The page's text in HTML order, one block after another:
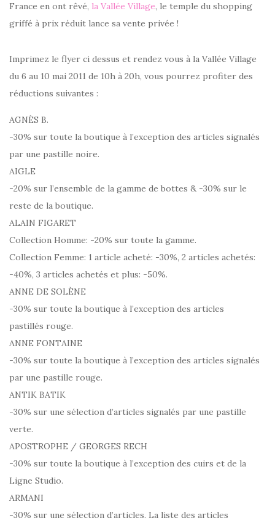
France en ont rêvé, la Vallée Village, le temple du shopping
griffé à prix réduit lance sa vente privée !
Imprimez le flyer ci dessus et rendez vous à la Vallée Village
du 6 au 10 mai 2011 de 10h à 20h, vous pourrez profiter des
réductions suivantes :
AGNÈS B.
-30% sur toute la boutique à l’exception des articles signalés
par une pastille noire.
AIGLE
-20% sur l’ensemble de la gamme de bottes & -30% sur le
reste de la boutique.
ALAIN FIGARET
Collection Homme: -20% sur toute la gamme.
Collection Femme: 1 article acheté: -30%, 2 articles achetés:
-40%, 3 articles achetés et plus: -50%.
ANNE DE SOLÈNE
-30% sur toute la boutique à l’exception des articles
pastillés rouge.
ANNE FONTAINE
-30% sur toute la boutique à l’exception des articles signalés
par une pastille rouge.
ANTIK BATIK
-30% sur une sélection d’articles signalés par une pastille
verte.
APOSTROPHE / GEORGES RECH
-30% sur toute la boutique à l’exception des cuirs et de la
Ligne Studio.
ARMANI
-30% sur une sélection d’articles. La liste des articles